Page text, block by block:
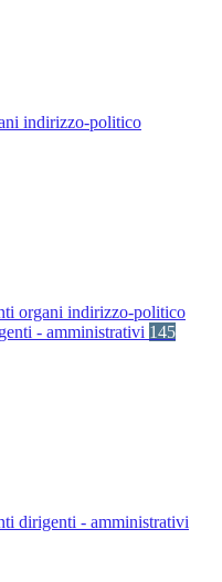
indirizzo-politico
organi indirizzo-politico
- amministrativi 145
dirigenti - amministrativi